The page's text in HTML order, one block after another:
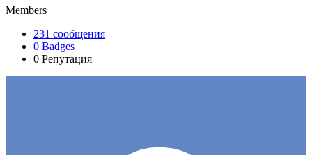
Members
231 сообщения
0 Badges
0 Репутация